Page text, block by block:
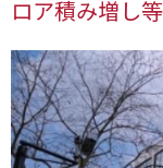
ロア積み増し